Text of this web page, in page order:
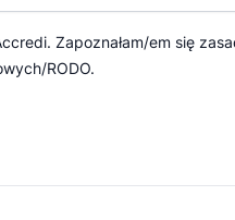
Zapoznałam/em się
RODO.